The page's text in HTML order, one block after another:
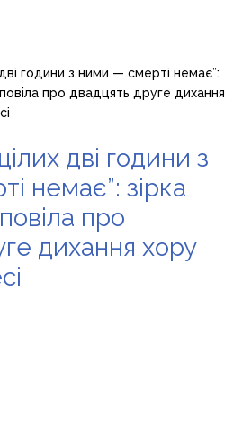
дві години з ними — смерті немає”:
про двадцять друге дихання
дві години з
немає”: зірка
про
дихання хору